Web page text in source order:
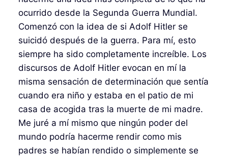
ocurrido desde la Segunda Guerra Mundial.
Comenzó con la idea de si Adolf Hitler se
suicidó después de la guerra. Para mí, esto
siempre ha sido completamente increíble. Los
discursos de Adolf Hitler evocan en mí la
misma sensación de determinación que sentía
cuando era niño y estaba en el patio de mi
casa de acogida tras la muerte de mi madre.
Me juré a mí mismo que ningún poder del
mundo podría hacerme rendir como mis
padres se habían rendido o simplemente se